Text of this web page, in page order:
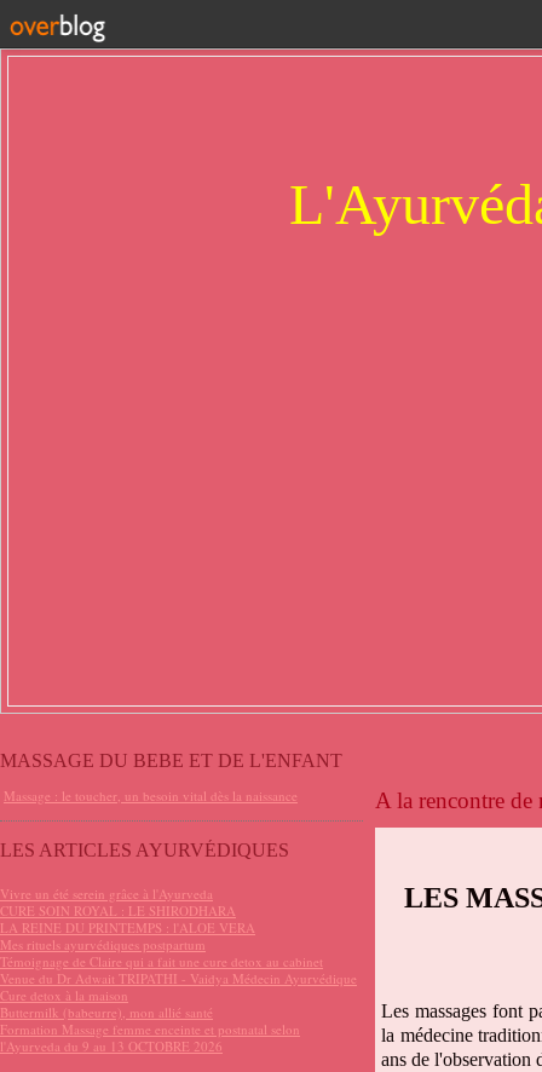
MASSAGE DU BEBE ET DE L'ENFANT
Massage : le toucher, un besoin vital dès la naissance
LES ARTICLES AYURVÉDIQUES
Vivre un été serein grâce à l'Ayurveda
CURE SOIN ROYAL : LE SHIRODHARA
LA REINE DU PRINTEMPS : l'ALOE VERA
Mes rituels ayurvédiques postpartum
Témoignage de Claire qui a fait une cure detox au cabinet
Venue du Dr Adwait TRIPATHI - Vaidya Médecin Ayurvédique
Cure detox à la maison
Buttermilk (babeurre), mon allié santé
Formation Massage femme enceinte et postnatal selon
l'Ayurveda du 9 au 13 OCTOBRE 2026
A la rencontre de
LES
Les massages font
la médecine
ans de l'observation